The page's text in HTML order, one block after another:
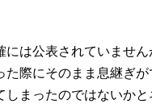
には公表されていませ
た際にそのまま息継ぎが
しまったのではないか